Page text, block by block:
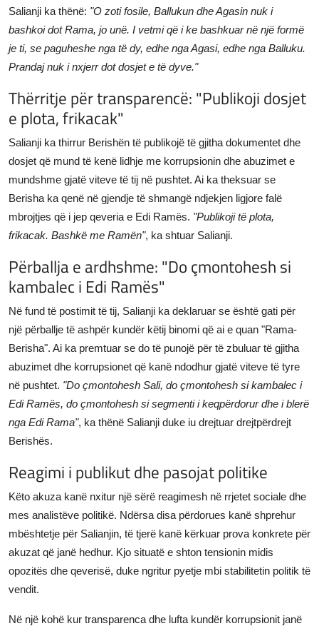
Salianji ka thënë: "O zoti fosile, Ballukun dhe Agasin nuk i
bashkoi dot Rama, jo unë. I vetmi që i ke bashkuar në një formë
je ti, se paguheshe nga të dy, edhe nga Agasi, edhe nga Balluku.
Prandaj nuk i nxjerr dot dosjet e të dyve."
Thërritje për transparencë: "Publikoji dosjet
e plota, frikacak"
Salianji ka thirrur Berishën të publikojë të gjitha dokumentet dhe
dosjet që mund të kenë lidhje me korrupsionin dhe abuzimet e
mundshme gjatë viteve të tij në pushtet. Ai ka theksuar se
Berisha ka qenë në gjendje të shmangë ndjekjen ligjore falë
mbrojtjes që i jep qeveria e Edi Ramës. "Publikoji të plota,
frikacak. Bashkë me Ramën", ka shtuar Salianji.
Përballja e ardhshme: "Do çmontohesh si
kambalec i Edi Ramës"
Në fund të postimit të tij, Salianji ka deklaruar se është gati për
një përballje të ashpër kundër këtij binomi që ai e quan "Rama-
Berisha". Ai ka premtuar se do të punojë për të zbuluar të gjitha
abuzimet dhe korrupsionet që kanë ndodhur gjatë viteve të tyre
në pushtet. "Do çmontohesh Sali, do çmontohesh si kambalec i
Edi Ramës, do çmontohesh si segmenti i keqpërdorur dhe i blerë
nga Edi Rama", ka thënë Salianji duke iu drejtuar drejtpërdrejt
Berishës.
Reagimi i publikut dhe pasojat politike
Këto akuza kanë nxitur një sërë reagimesh në rrjetet sociale dhe
mes analistëve politikë. Ndërsa disa përdorues kanë shprehur
mbështetje për Salianjin, të tjerë kanë kërkuar prova konkrete për
akuzat që janë hedhur. Kjo situatë e shton tensionin midis
opozitës dhe qeverisë, duke ngritur pyetje mbi stabilitetin politik të
vendit.
Në një kohë kur transparenca dhe lufta kundër korrupsionit janë